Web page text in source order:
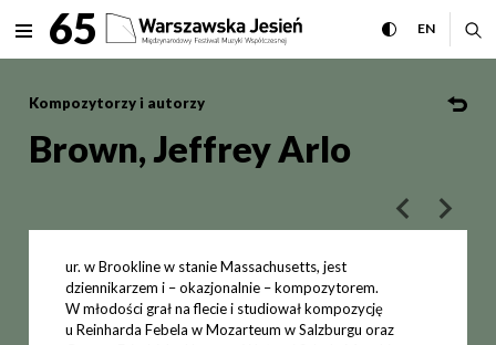
Brown, Jeffrey Arlo
rozwiń menu
MENU65 przełącz
ENCHANGE
Kompozytorzy i autorzy
Brown, Jeffrey Arlo
poprzedni
ur. w Brookline w stanie Massachusetts, jest
dziennikarzem i – okazjonalnie – kompozytorem.
W młodości grał na flecie i studiował kompozycję
u Reinharda Febela w Mozarteum w Salzburgu oraz